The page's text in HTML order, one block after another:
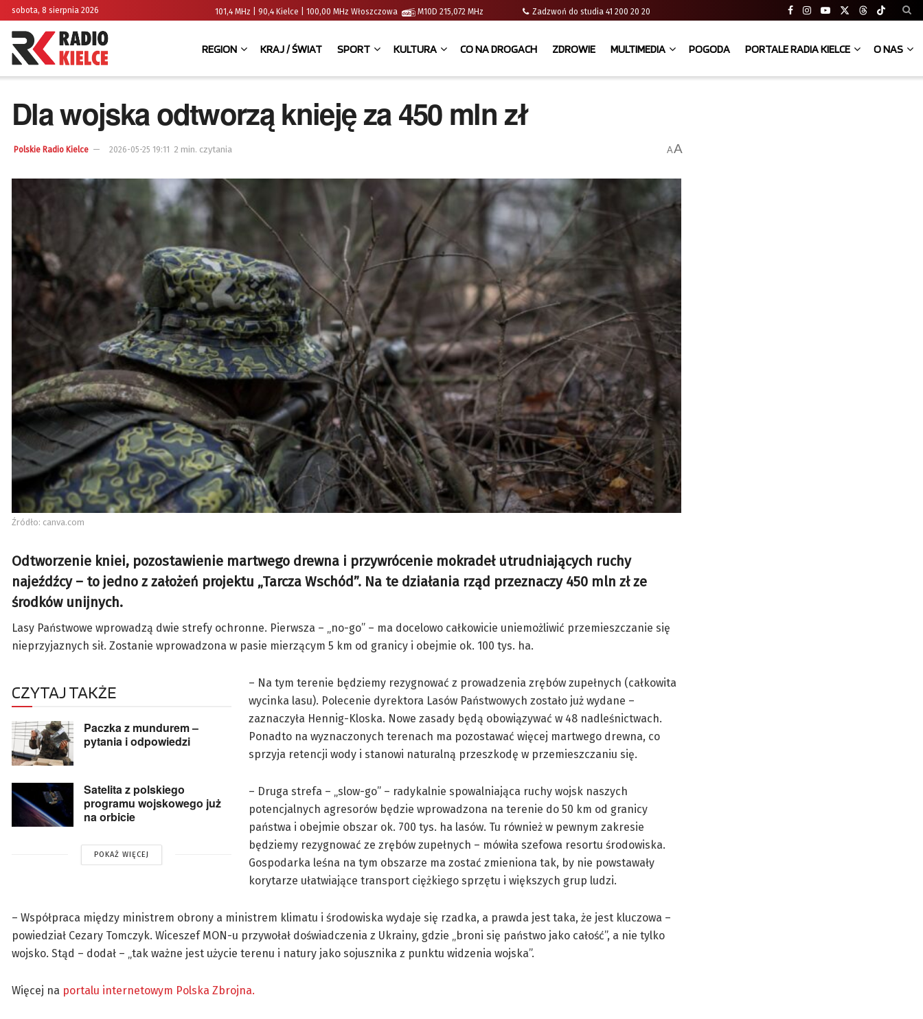
sobota, 8 sierpnia 2026 101,4 MHz | 90,4 Kielce | 100,00 MHz Włoszczowa M10D 215,072 MHz Zadzwoń do studia 41 200 20 20
REGION KRAJ / ŚWIAT SPORT KULTURA CO NA DROGACH ZDROWIE MULTIMEDIA POGODA PORTALE RADIA KIELCE O NAS
Dla wojska odtworzą knieję za 450 mln zł
Polskie Radio Kielce 2026-05-25 19:11 2 min. czytania AA
Źródło: canva.com
Odtworzenie kniei, pozostawienie martwego drewna i przywrócenie mokradeł utrudniających ruchy
najeźdźcy – to jedno z założeń projektu „Tarcza Wschód”. Na te działania rząd przeznaczy 450 mln zł ze
środków unijnych.
Lasy Państwowe wprowadzą dwie strefy ochronne. Pierwsza – „no-go” – ma docelowo całkowicie uniemożliwić przemieszczanie się
nieprzyjaznych sił. Zostanie wprowadzona w pasie mierzącym 5 km od granicy i obejmie ok. 100 tys. ha.
CZYTAJ TAKŻE
Paczka z mundurem –
pytania i odpowiedzi
Satelita z polskiego
programu wojskowego już
na orbicie
POKAŻ WIĘCEJ
– Na tym terenie będziemy rezygnować z prowadzenia zrębów zupełnych (całkowita
wycinka lasu). Polecenie dyrektora Lasów Państwowych zostało już wydane –
zaznaczyła Hennig-Kloska. Nowe zasady będą obowiązywać w 48 nadleśnictwach.
Ponadto na wyznaczonych terenach ma pozostawać więcej martwego drewna, co
sprzyja retencji wody i stanowi naturalną przeszkodę w przemieszczaniu się.
– Druga strefa – „slow-go” – radykalnie spowalniająca ruchy wojsk naszych
potencjalnych agresorów będzie wprowadzona na terenie do 50 km od granicy
państwa i obejmie obszar ok. 700 tys. ha lasów. Tu również w pewnym zakresie
będziemy rezygnować ze zrębów zupełnych – mówiła szefowa resortu środowiska.
Gospodarka leśna na tym obszarze ma zostać zmieniona tak, by nie powstawały
korytarze ułatwiające transport ciężkiego sprzętu i większych grup ludzi.
– Współpraca między ministrem obrony a ministrem klimatu i środowiska wydaje się rzadka, a prawda jest taka, że jest kluczowa –
powiedział Cezary Tomczyk. Wiceszef MON-u przywołał doświadczenia z Ukrainy, gdzie „broni się państwo jako całość”, a nie tylko
wojsko. Stąd – dodał – „tak ważne jest użycie terenu i natury jako sojusznika z punktu widzenia wojska”.
Więcej na portalu internetowym Polska Zbrojna.